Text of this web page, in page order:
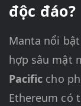
độc đáo?
Manta nổi
hợp sâu mật
Pacific cho
Ethereum có